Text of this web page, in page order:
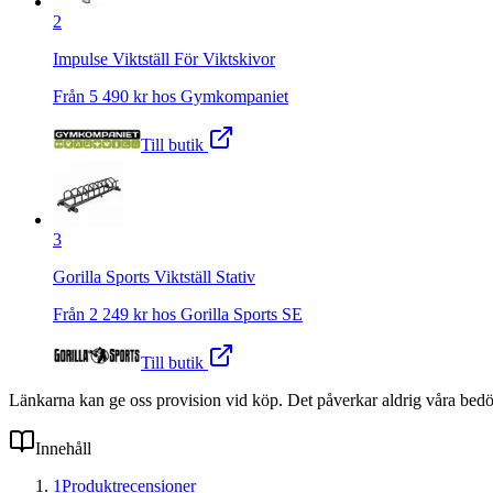
2
Impulse Viktställ För Viktskivor
Från 5 490 kr hos Gymkompaniet
Till butik
3
Gorilla Sports Viktställ Stativ
Från 2 249 kr hos Gorilla Sports SE
Till butik
Länkarna kan ge oss provision vid köp. Det påverkar aldrig våra
Innehåll
1Produktrecensioner